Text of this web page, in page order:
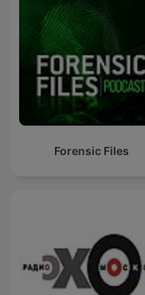
Forensic Files